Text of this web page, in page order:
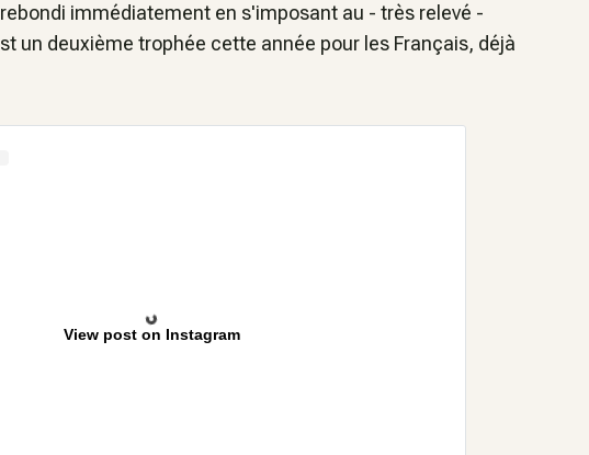
immédiatement en s'imposant au - très relevé -
un deuxième trophée cette année pour les Français, déjà
View post on Instagram